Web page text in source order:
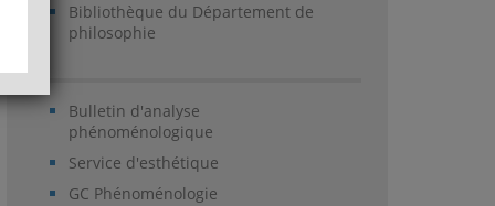
Bibliothèque du Département de
philosophie
Bulletin d'analyse
phénoménologique
Service d'esthétique
GC Phénoménologie